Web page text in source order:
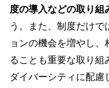
度の導入などの取り組
う。また、制度だけで
ョンの機会を増やし、
ることも重要な取り組
ダイバーシティに配慮